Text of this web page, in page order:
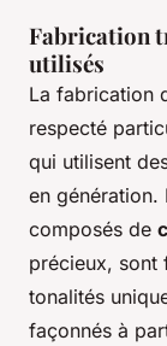
Fabrication
utilisés
La fabrication
respecté
qui utilisent
en génération.
composés de
précieux, sont
tonalités
façonnés à